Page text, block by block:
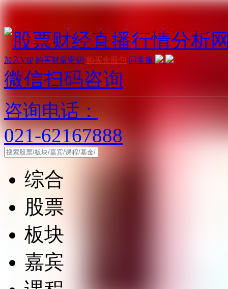
加入VIP 购买财富密钥 购买金股包 问客服
微信扫码咨询
咨询电话：
021-62167888
综合
股票
板块
嘉宾